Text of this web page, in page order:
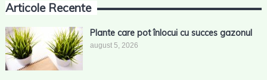
Articole Recente
Plante care pot înlocui cu succes gazonul
august 5, 2026